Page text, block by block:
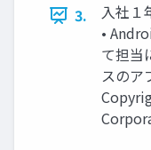
3.
入社１
•
て担当
スのア